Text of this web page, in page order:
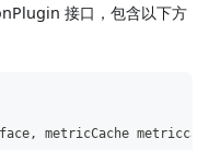
接口，包含以下方
,
metricCache